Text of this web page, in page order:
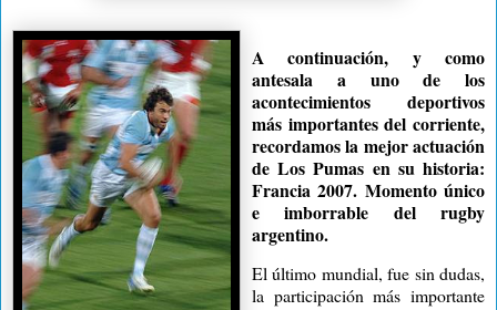
A continuación, y como
antesala a uno de los
acontecimientos deportivos
más importantes del corriente,
recordamos la mejor actuación
de Los Pumas en su historia:
Francia 2007. Momento único
e imborrable del rugby
argentino.
El último mundial,fue sin dudas,
la participación más importante